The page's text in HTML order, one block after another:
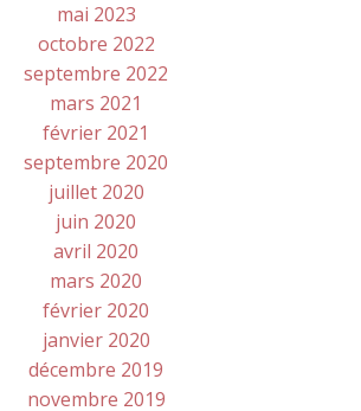
mai 2023
octobre 2022
septembre 2022
mars 2021
février 2021
septembre 2020
juillet 2020
juin 2020
avril 2020
mars 2020
février 2020
janvier 2020
décembre 2019
novembre 2019